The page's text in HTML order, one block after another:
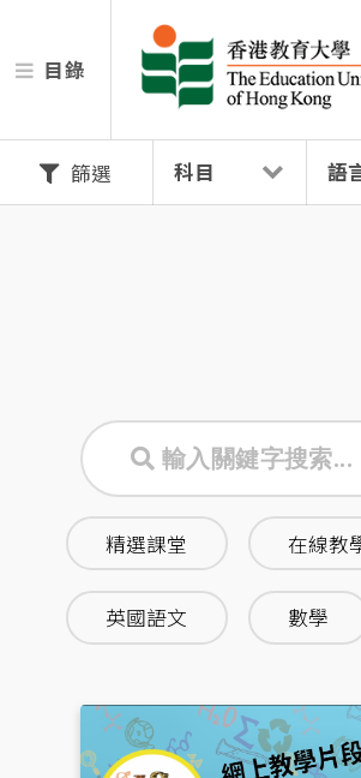
目錄
篩選
精選課堂 在線教
英國語文 數學